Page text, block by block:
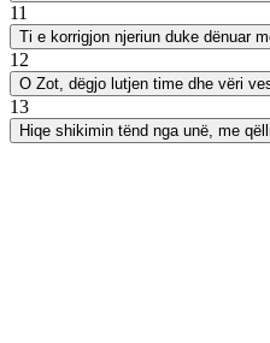
11
Ti e korrigjon njeriun duke dënuar
12
O Zot, dëgjo lutjen time dhe vëri
13
Hiqe shikimin tënd nga unë, me